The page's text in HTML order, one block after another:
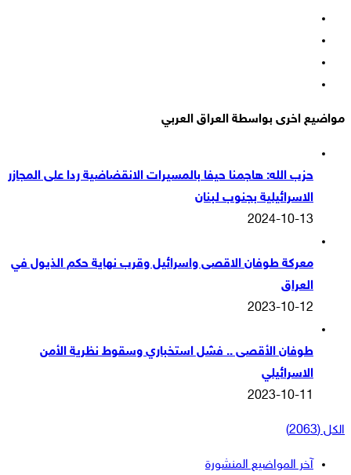
مواضيع اخرى بواسطة العراق العربي
حزب الله: هاجمنا حيفا بالمسيرات الانقضاضية ردا على المجازر
الاسرائيلية بجنوب لبنان
2024-10-13
معركة طوفان الاقصى واسرائيل وقرب نهاية حكم الذيول في
العراق
2023-10-12
طوفان الأقصى .. فشل استخباري وسقوط نظرية الأمن
الاسرائيلي
2023-10-11
الكل (2063)
آخر المواضيع المنشورة